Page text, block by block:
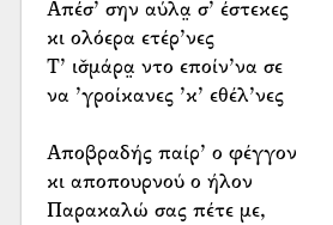
Απέσ’ σην αύλα̤ σ’ έστεκες
κι ολόερα ετέρ’νες
Τ’ ισ̌μάρα̤ ντο εποίν’να σε
να ’γροίκανες ’κ’ εθέλ’νες
Αποβραδής παίρ’ ο φέγγον
κι αποπουρνού ο ήλον
Παρακαλώ σας πέτε με,